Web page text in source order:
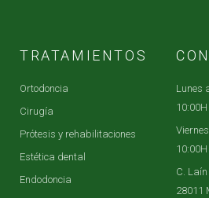
TRATAMIENTOS
Ortodoncia
Cirugía
Prótesis y rehabilitaciones
Estética dental
Endodoncia
Lunes
Viernes
C. Laín
28011